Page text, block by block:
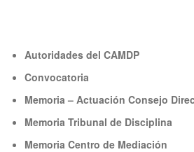
Autoridades del CAMDP
Convocatoria
Memoria – Actuación Consejo
Memoria Tribunal de Disciplina
Memoria Centro de Mediación